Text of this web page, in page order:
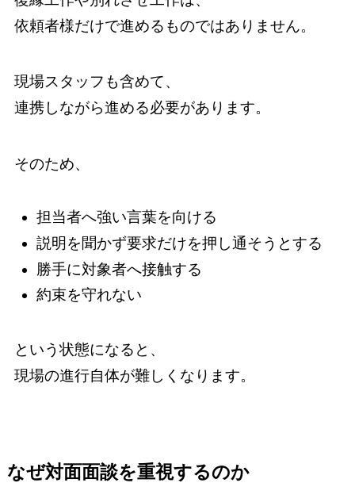
依頼者様だけで進めるものではありません。
現場スタッフも含めて、
連携しながら進める必要があります。
そのため、
担当者へ強い言葉を向ける
説明を聞かず要求だけを押し通そうとする
勝手に対象者へ接触する
約束を守れない
という状態になると、
現場の進行自体が難しくなります。
なぜ対面面談を重視するのか